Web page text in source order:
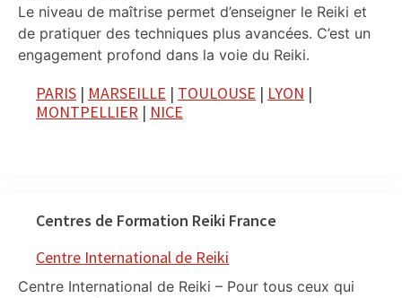
Le niveau de maîtrise permet d’enseigner le Reiki et
de pratiquer des techniques plus avancées. C’est un
engagement profond dans la voie du Reiki.
PARIS | MARSEILLE | TOULOUSE | LYON |
MONTPELLIER | NICE
Centres de Formation Reiki France
Centre International de Reiki
Centre International de Reiki – Pour tous ceux qui